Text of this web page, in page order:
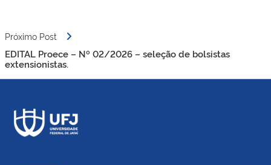
Próximo Post
EDITAL Proece – Nº 02/2026 – seleção de bolsistas
extensionistas.